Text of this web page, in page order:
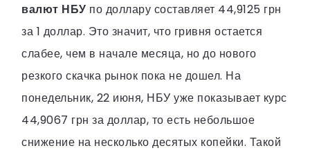
валют НБУ по доллару составляет 44,9125 грн
за 1 доллар. Это значит, что гривня остается
слабее, чем в начале месяца, но до нового
резкого скачка рынок пока не дошел. На
понедельник, 22 июня, НБУ уже показывает курс
44,9067 грн за доллар, то есть небольшое
снижение на несколько десятых копейки. Такой